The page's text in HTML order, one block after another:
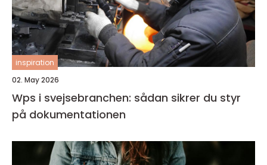
inspiration
02. May 2026
Wps i svejsebranchen: sådan sikrer du styr
på dokumentationen